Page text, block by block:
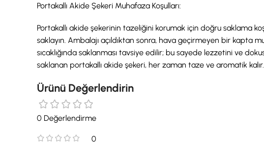
Portakallı Akide Şekeri Muhafaza Koşulları:
Portakallı akide şekerinin tazeliğini korumak için doğru saklama
saklayın. Ambalajı açıldıktan sonra, hava geçirmeyen bir kapta
sıcaklığında saklanması tavsiye edilir; bu sayede lezzetini ve
saklanan portakallı akide şekeri, her zaman taze ve aromatik kalır.
Ürünü Değerlendirin
0 Değerlendirme
0